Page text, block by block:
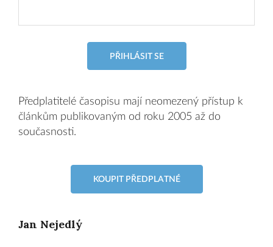
PŘIHLÁSIT SE
Předplatitelé časopisu mají neomezený přístup k
článkům publikovaným od roku 2005 až do
současnosti.
KOUPIT PŘEDPLATNÉ
Jan Nejedlý